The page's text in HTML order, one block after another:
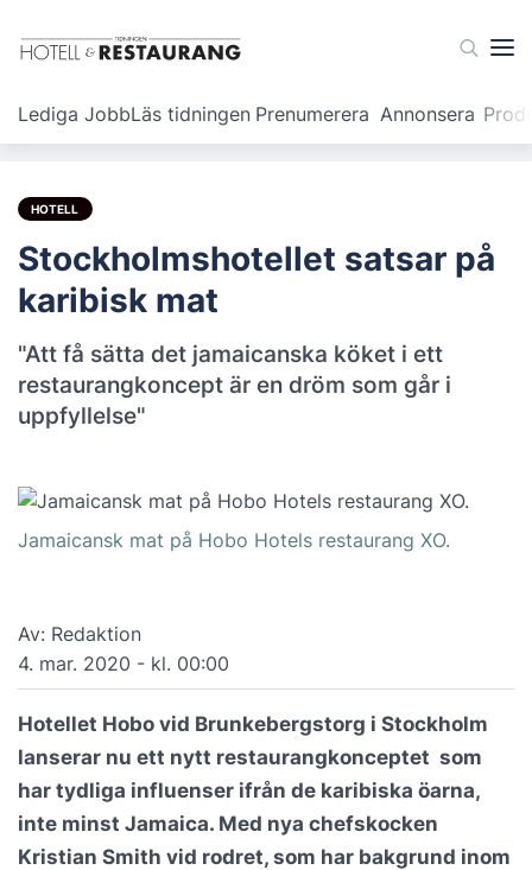
Lediga JobbLäs tidningen Prenumerera Annonsera
HOTELL
Stockholmshotellet satsar på
karibisk mat
"Att få sätta det jamaicanska köket i ett
restaurangkoncept är en dröm som går i
uppfyllelse"
Jamaicansk mat på Hobo Hotels restaurang XO.
Av: Redaktion
4. mar. 2020 - kl. 00:00
Hotellet Hobo vid Brunkebergstorg i Stockholm
lanserar nu ett nytt restaurangkonceptet som
har tydliga influenser ifrån de karibiska öarna,
inte minst Jamaica. Med nya chefskocken
Kristian Smith vid rodret, som har bakgrund inom